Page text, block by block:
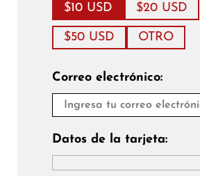
$10 USD $20 USD
$50 USD OTRO
Correo electrónico:
Datos de la tarjeta: